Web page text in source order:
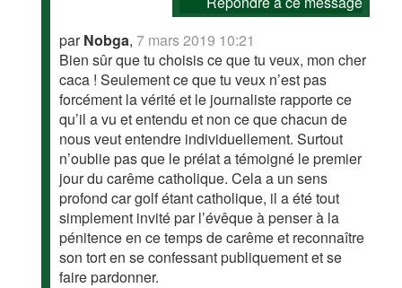
parNobga,7 mars 2019 10:21
Bien sûr que tu choisis ce que tu veux, mon cher
caca ! Seulement ce que tu veux n’est pas
forcément la vérité et le journaliste rapporte ce
qu’il a vu et entendu et non ce que chacun de
nous veut entendre individuellement. Surtout
n’oublie pas que le prélat a témoigné le premier
jour du carême catholique. Cela a un sens
profond car golf étant catholique, il a été tout
simplement invité par l’évêque à penser à la
pénitence en ce temps de carême et reconnaître
son tort en se confessant publiquement et se
faire pardonner.